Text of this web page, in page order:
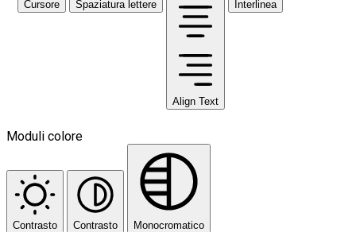
Cursore Spaziatura lettere
Align Text
Interlinea
Moduli colore
Contrasto Contrasto Monocromatico